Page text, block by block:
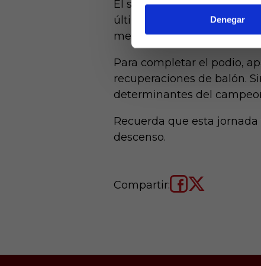
Denegar
El segundo en este
últimas jornadas, pero que
menos que el lateral
Para completar el podio,
recuperaciones de balón.
determinantes del
Recuerda que esta jornada
descenso.
Compartir: